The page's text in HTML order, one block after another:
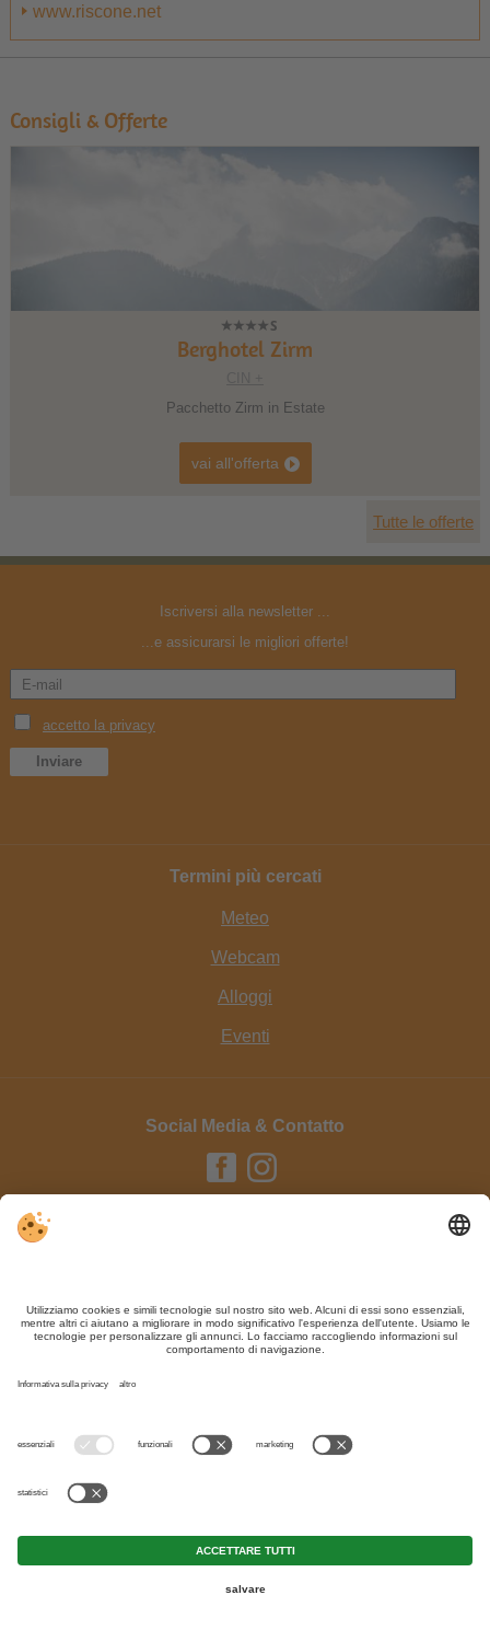
www.riscone.net
Ayurveda & SPA
Consigli & Offerte
Berghotel Zirm
Pacchetto Zirm in Estate
vai all'offerta
Tutte le offerte
Iscriversi alla newsletter ...
...e assicurarsi le migliori offerte!
Termini più cercati
Meteo
Webcam
Alloggi
Eventi
Social Media & Contatto
Sitemap
Impostazioni cookie individuali
possono verificare errori. Non garantiamo la correttezza e la completezza di
Per motivi di sicurezza, si prega di verificare chiedendo direttamente sul posto